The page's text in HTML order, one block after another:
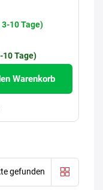
10 Tage)
10 Tage)
Warenkorb
gefunden